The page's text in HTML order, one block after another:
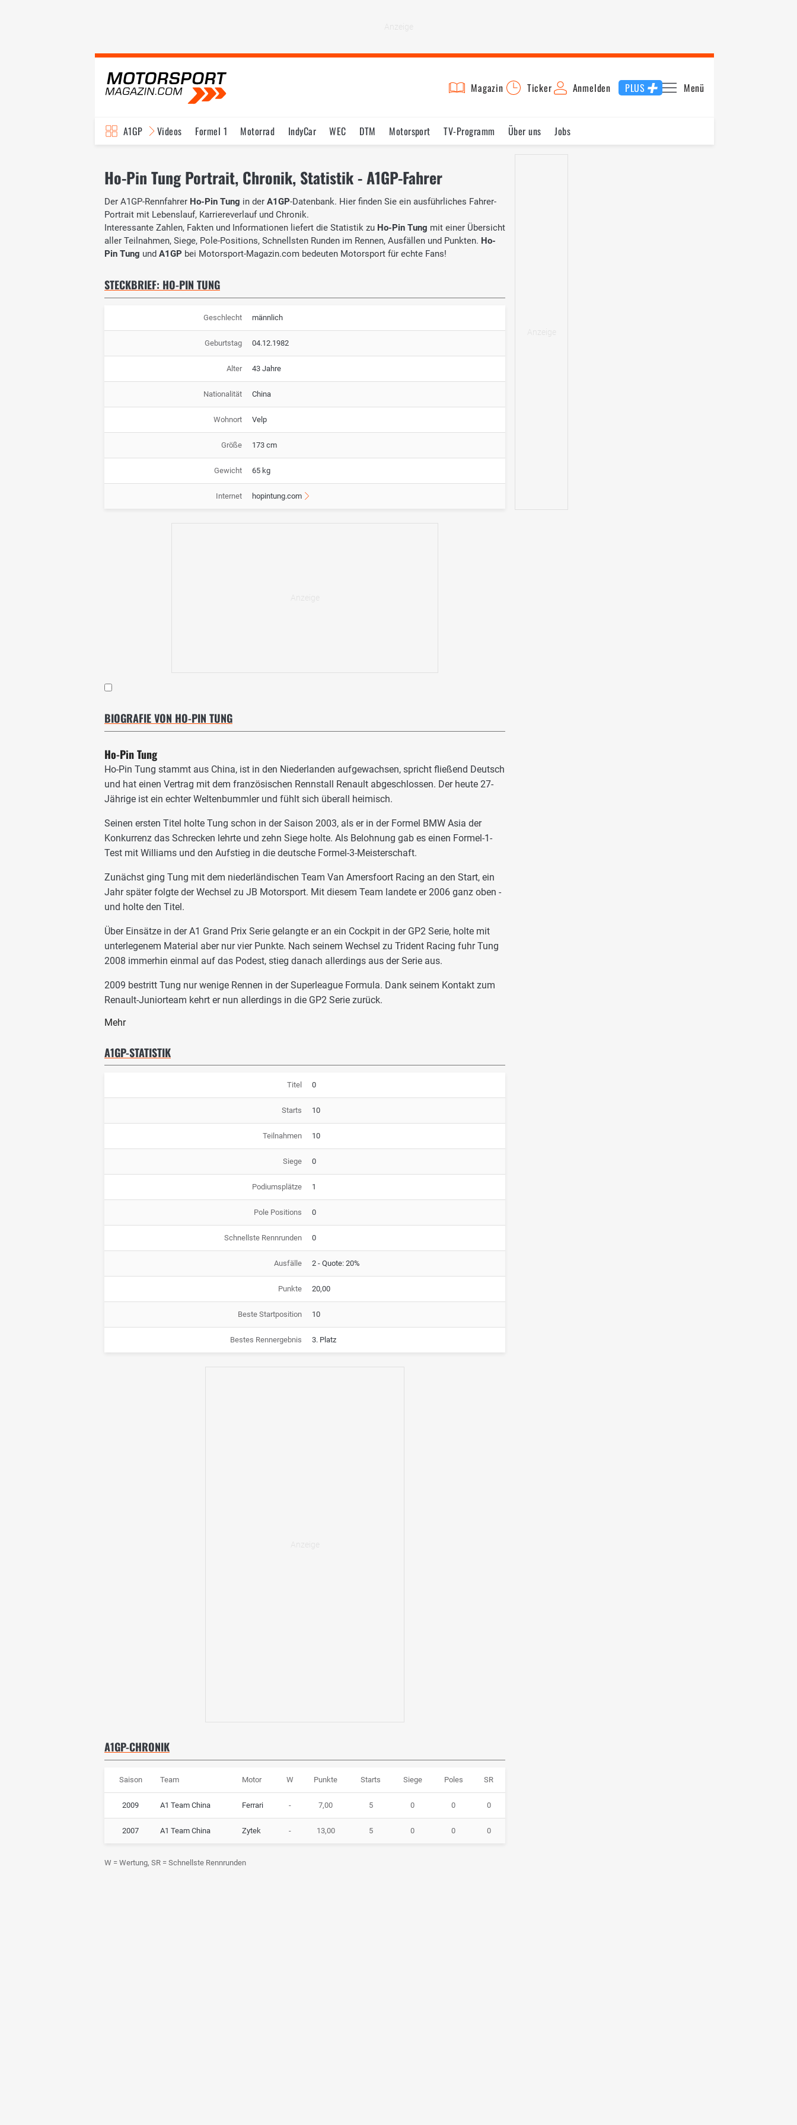
Magazin Ticker Anmelden PLUS Menü
A1GP Videos Formel 1 Motorrad IndyCar WEC DTM Motorsport TV-Programm Über uns Jobs
Ho-Pin Tung Portrait, Chronik, Statistik - A1GP-Fahrer
Der A1GP-Rennfahrer Ho-Pin Tung in der A1GP-Datenbank. Hier finden Sie ein ausführliches Fahrer-
Portrait mit Lebenslauf, Karriereverlauf und Chronik.
Interessante Zahlen, Fakten und Informationen liefert die Statistik zu Ho-Pin Tung mit einer Übersicht
aller Teilnahmen, Siege, Pole-Positions, Schnellsten Runden im Rennen, Ausfällen und Punkten. Ho-
Pin Tung und A1GP bei Motorsport-Magazin.com bedeuten Motorsport für echte Fans!
STECKBRIEF: HO-PIN TUNG
Geschlecht männlich
Geburtstag 04.12.1982
Alter 43 Jahre
Nationalität China
Wohnort Velp
Größe 173 cm
Gewicht 65 kg
Internet hopintung.com
BIOGRAFIE VON HO-PIN TUNG
Ho-Pin Tung
Ho-Pin Tung stammt aus China, ist in den Niederlanden aufgewachsen, spricht fließend Deutsch
und hat einen Vertrag mit dem französischen Rennstall Renault abgeschlossen. Der heute 27-
Jährige ist ein echter Weltenbummler und fühlt sich überall heimisch.
Seinen ersten Titel holte Tung schon in der Saison 2003, als er in der Formel BMW Asia der
Konkurrenz das Schrecken lehrte und zehn Siege holte. Als Belohnung gab es einen Formel-1-
Test mit Williams und den Aufstieg in die deutsche Formel-3-Meisterschaft.
Zunächst ging Tung mit dem niederländischen Team Van Amersfoort Racing an den Start, ein
Jahr später folgte der Wechsel zu JB Motorsport. Mit diesem Team landete er 2006 ganz oben -
und holte den Titel.
Über Einsätze in der A1 Grand Prix Serie gelangte er an ein Cockpit in der GP2 Serie, holte mit
unterlegenem Material aber nur vier Punkte. Nach seinem Wechsel zu Trident Racing fuhr Tung
2008 immerhin einmal auf das Podest, stieg danach allerdings aus der Serie aus.
2009 bestritt Tung nur wenige Rennen in der Superleague Formula. Dank seinem Kontakt zum
Renault-Juniorteam kehrt er nun allerdings in die GP2 Serie zurück.
Mehr
A1GP-STATISTIK
Titel 0
Starts 10
Teilnahmen 10
Siege 0
Podiumsplätze 1
Pole Positions 0
Schnellste Rennrunden 0
Ausfälle 2 - Quote: 20%
Punkte 20,00
Beste Startposition 10
Bestes Rennergebnis 3. Platz
A1GP-CHRONIK
Saison Team Motor W Punkte Starts Siege Poles SR
2009 A1 Team China Ferrari - 7,00 5 0 0 0
2007 A1 Team China Zytek - 13,00 5 0 0 0
W = Wertung, SR = Schnellste Rennrunden